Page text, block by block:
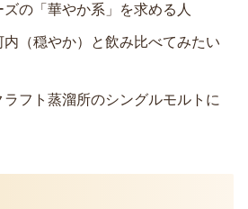
の「華やか系」を求める人
（穏やか）と飲み比べてみたい
フト蒸溜所のシングルモルトに